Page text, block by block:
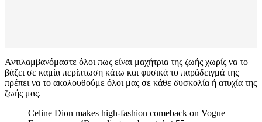
Αντιλαμβανόμαστε όλοι πως είναι μαχήτρια της ζωής χωρίς να το
βάζει σε καμία περίπτωση κάτω και φυσικά το παράδειγμά της
πρέπει να το ακολουθούμε όλοι μας σε κάθε δυσκολία ή ατυχία της
ζωής μας.
Celine Dion makes high-fashion comeback on Vogue